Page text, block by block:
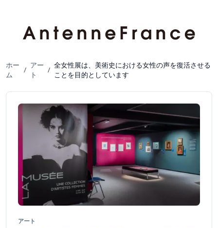
ホー
ム
/
アー
ト
/
全女性展は、美術史における女性の声を復活させる
ことを目的としています
アート